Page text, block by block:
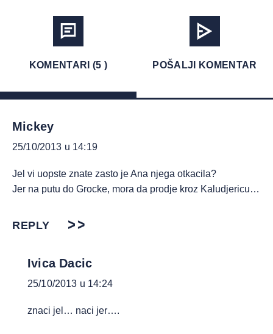
KOMENTARI (5 ) POŠALJI KOMENTAR
Mickey
25/10/2013 u 14:19
Jel vi uopste znate zasto je Ana njega otkacila?
Jer na putu do Grocke, mora da prodje kroz Kaludjericu…
REPLY
Ivica Dacic
25/10/2013 u 14:24
znaci jel… naci jer….